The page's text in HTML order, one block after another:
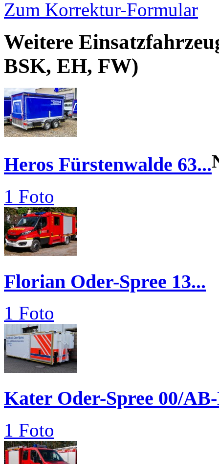
Zum Korrektur-Formular
Weitere
BSK, EH, FW)
Heros Fürstenwalde 63...
1 Foto
Florian Oder-Spree 13...
1 Foto
Kater Oder-Spree 00/
1 Foto